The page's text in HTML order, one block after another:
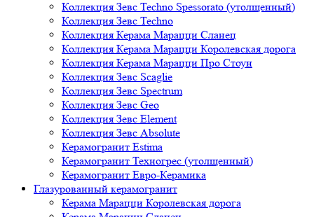
Коллекция Зевс Techno Spessorato (утолщенный)
Коллекция Зевс Techno
Коллекция Керама Марацци Сланец
Коллекция Керама Марацци Королевская дорога
Коллекция Керама Марацци Про Стоун
Коллекция Зевс Scaglie
Коллекция Зевс Spectrum
Коллекция Зевс Geo
Коллекция Зевс Element
Коллекция Зевс Absolute
Керамогранит Estima
Керамогранит Техногрес (утолщенный)
Керамогранит Евро-Керамика
Глазурованный керамогранит
Керама Марацци Королевская дорога